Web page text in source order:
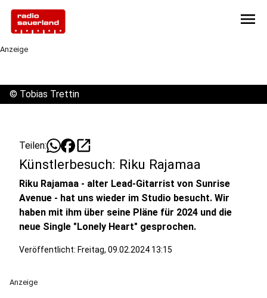
menu
Anzeige
© Tobias Trettin
Teilen: open_in_new
Künstlerbesuch: Riku Rajamaa
Riku Rajamaa - alter Lead-Gitarrist von Sunrise
Avenue - hat uns wieder im Studio besucht. Wir
haben mit ihm über seine Pläne für 2024 und die
neue Single "Lonely Heart" gesprochen.
Veröffentlicht: Freitag, 09.02.2024 13:15
Anzeige